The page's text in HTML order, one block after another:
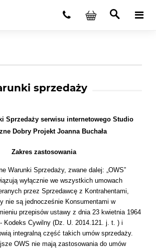
sprzedaży
Sprzedaży serwisu internetowego Studio
Dobry Projekt Joanna Buchała
Zakres zastosowania
Warunki Sprzedaży, zwane dalej: „OWS”
wyłącznie we wszystkich umowach
przez Sprzedawcę z Kontrahentami,
nie są jednocześnie Konsumentami w
przepisów ustawy z dnia 23 kwietnia 1964
Kodeks Cywilny (Dz. U. 2014.121. j. t. ) i
integralną część takich umów sprzedaży.
OWS nie mają zastosowania do umów